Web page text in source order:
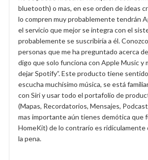
bluetooth) o mas, en ese orden de ideas
lo compren muy probablemente tendrán
el servicio que mejor se integra con el
probablemente se suscribiría a él.
personas que me ha preguntado acerca
digo que solo funciona con Apple Music y
dejar Spotify”. Este producto tiene
escucha muchísimo música, se está
con Siri y usar todo el portafolio de
(Mapas, Recordatorios, Mensajes,
mas importante aún tienes demótica que
HomeKit) de lo contrarío es ridículamente
la pena.